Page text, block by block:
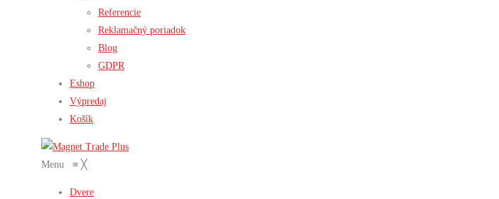
Referencie
Reklamačný poriadok
Blog
GDPR
Eshop
Výpredaj
Košík
Menu ≡ ╳
Dvere